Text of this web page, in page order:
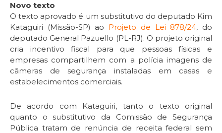
Novo texto
O texto aprovado é um substitutivo do deputado Kim
Kataguiri (Missão-SP) ao Projeto de Lei 878/24, do
deputado General Pazuello (PL-RJ). O projeto original
cria incentivo fiscal para que pessoas físicas e
empresas compartilhem com a polícia imagens de
câmeras de segurança instaladas em casas e
estabelecimentos comerciais.
De acordo com Kataguiri, tanto o texto original
quanto o substitutivo da Comissão de Segurança
Pública tratam de renúncia de receita federal sem